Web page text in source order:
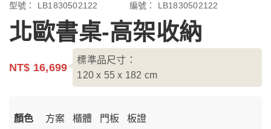
型號： LB1830502122 編號： LB1830502122
北歐書桌-高架收納
NT$ 16,699
標準品尺寸：
120 x 55 x 182 cm
顏色 方案 櫃體 門板 板證